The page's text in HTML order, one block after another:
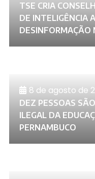
TSE CRIA
DE INTELIGÊNCIA
DESINFORMAÇÃO
8 de agosto de
DEZ PESSOAS
ILEGAL DA
PERNAMBUCO